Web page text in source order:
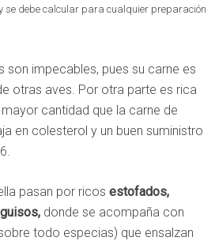
se debe calcular para cualquier preparación
son impecables, pues su carne es
otras aves. Por otra parte es rica
cantidad que la carne de
en colesterol y un buen suministro
pasan por ricos estofados,
donde se acompaña con
todo especias) que ensalzan